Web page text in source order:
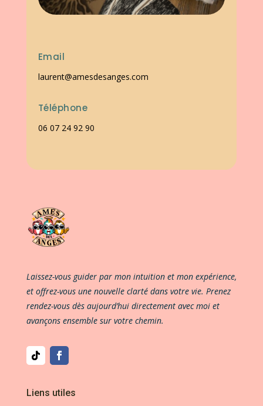
Email
laurent@amesdesanges.com
Téléphone
06 07 24 92 90
Laissez-vous guider par mon intuition et mon expérience,
et offrez-vous une nouvelle clarté dans votre vie. Prenez
rendez-vous dès aujourd’hui directement avec moi et
avançons ensemble sur votre chemin.
Liens utiles